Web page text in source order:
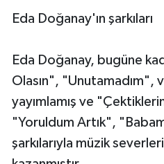
Eda Doğanay'ın şarkıları
Eda Doğanay, bugüne
Olasın", "Unutamadım",
yayımlamış ve
"Yoruldum Artık",
şarkılarıyla müzik